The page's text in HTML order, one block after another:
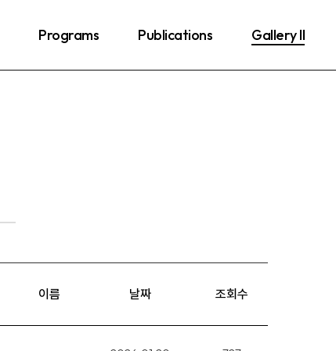
Programs Publications Gallery II
이름 날짜 조회수